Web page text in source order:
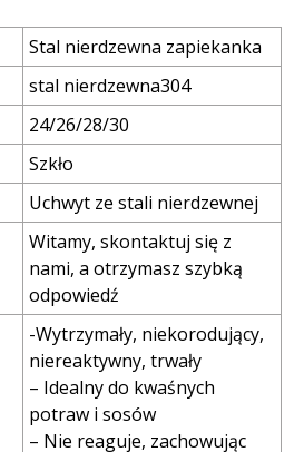
Stal nierdzewna zapiekanka
stal nierdzewna304
24/26/28/30
Szkło
Uchwyt ze stali nierdzewnej
Witamy, skontaktuj się z
nami, a otrzymasz szybką
odpowiedź
-Wytrzymały, niekorodujący,
niereaktywny, trwały
– Idealny do kwaśnych
potraw i sosów
– Nie reaguje, zachowując